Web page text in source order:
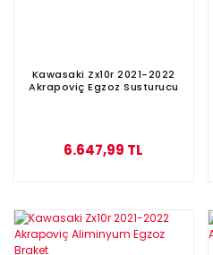
Kawasaki Zx10r 2021-2022
Akrapoviç Egzoz Susturucu
6.647,99 TL